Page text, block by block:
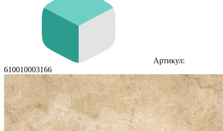
Артикул:
610010003166